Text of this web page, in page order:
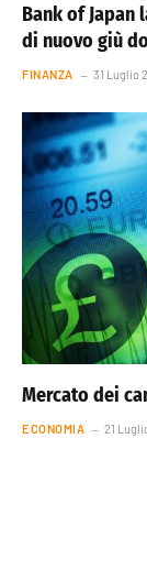
Bank of Japan
di nuovo giù
FINANZA 31 Luglio
Mercato dei
ECONOMIA 21